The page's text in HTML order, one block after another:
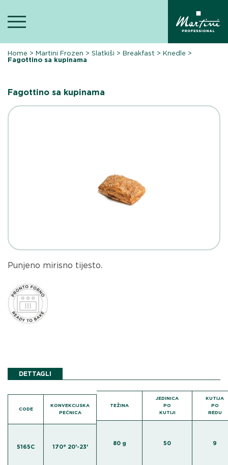
content
Home >Martini Frozen >Slatkiši >Breakfast >Knedle >
Fagottino sa kupinama
Fagottino sa kupinama
Punjeno mirisno tijesto.
DETTAGLI
CODE
KONVEKCIJSKA
PEĆNICA
5165C 170° 20'-23'
TEŽINA
JEDINICA
PO
KUTIJI
KUTIJA
PO
REDU
80 g 50 9